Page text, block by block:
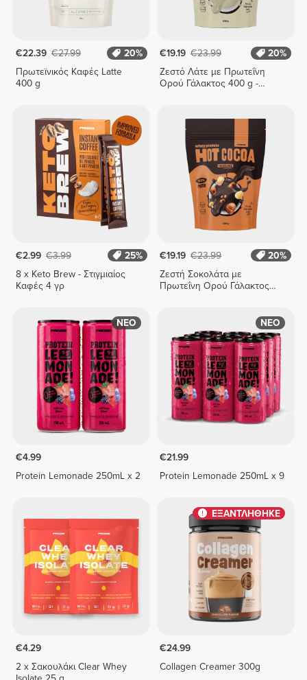
€22.39 €27.99
20%
Πρωτεϊνικός Καφές Latte
400 g
€19.19 €23.99
20%
Ζεστό Λάτε με Πρωτεΐνη
Ορού Γάλακτος 400 g -
€2.99 €3.99
25%
8 x Keto Brew - Στιγμιαίος
Καφές 4 γρ
€19.19 €23.99
20%
Ζεστή Σοκολάτα με
Πρωτεΐνη Ορού Γάλακτος
ΝΕΟ
€4.99
Protein Lemonade 250mL x 2
ΝΕΟ
€21.99
Protein Lemonade 250mL x 9
€4.29
2 x Σακουλάκι Clear Whey
ΕΞΑΝΤΛΗΘΗΚΕ
€24.99
Collagen Creamer 300g